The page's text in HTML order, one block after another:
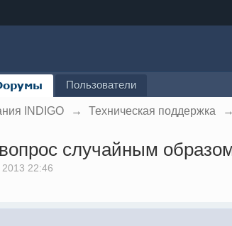
Пользователи
INDIGO → Техническая поддержка →
случайным
2013 22:46